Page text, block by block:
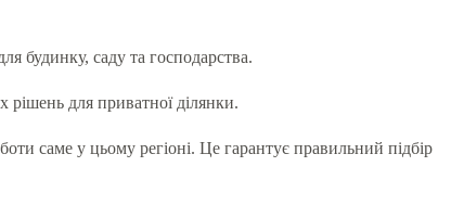
будинку, саду та господарства.
рішень для приватної ділянки.
саме у цьому регіоні. Це гарантує правильний підбір